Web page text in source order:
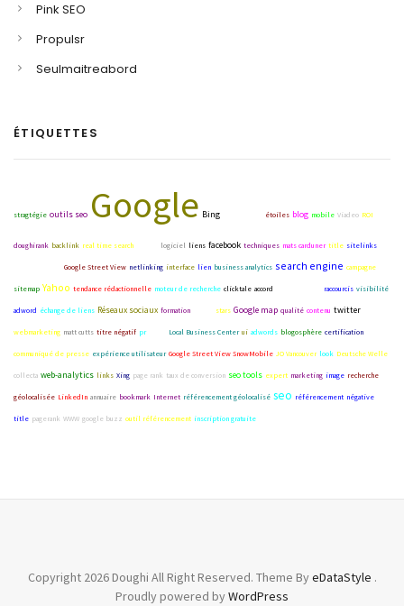
Pink SEO
Propulsr
Seulmaitreabord
ÉTIQUETTES
stragtégie outils seo Google Bing étoiles blog mobile Viadeo ROI
doughirank backlink real time search logiciel liens facebook techniques mats carduner title sitelinks
Google Street View netlinking interface lien business analytics search engine campagne
sitemap Yahoo tendance rédactionnelle moteur de recherche clicktale accord raccourcis visibilité
adword échange de liens Réseaux sociaux formation stars Google map qualité contenu twitter
webmarketing matt cutts titre négatif pr Local Business Center ui adwords blogosphère certification
communiqué de presse expérience utilisateur Google Street View SnowMobile JO Vancouver look Deutsche Welle
collecta web-analytics links Xing page rank taux de conversion seo tools expert marketing image recherche
géolocalisée LinkedIn annuaire bookmark Internet référencement géolocalisé seo référencement négative
title pagerank WWW google buzz outil référencement inscription gratuite
Copyright 2026 Doughi All Right Reserved. Theme ByeDataStyle .
Proudly powered byWordPress